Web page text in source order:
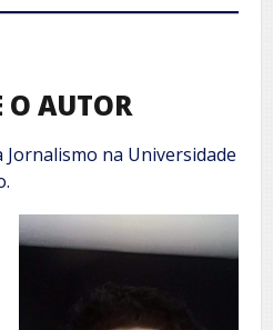
O AUTOR
Jornalismo na Universidade